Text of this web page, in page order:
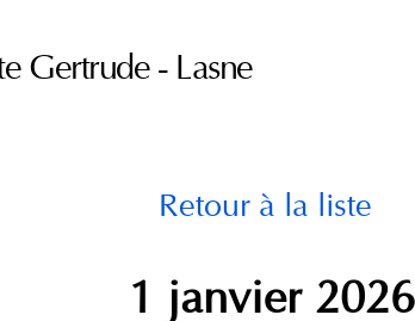
Gertrude - Lasne
Retour à la liste
1 janvier 2026